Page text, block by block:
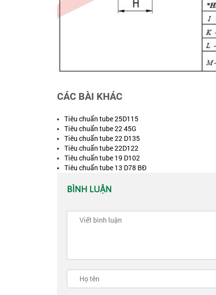
CÁC BÀI KHÁC
Tiêu chuẩn tube 25D115
Tiêu chuẩn tube 22 45G
Tiêu chuẩn tube 22 D135
Tiêu chuẩn tube 22D122
Tiêu chuẩn tube 19 D102
Tiêu chuẩn tube 13 D78 BĐ
BÌNH LUẬN